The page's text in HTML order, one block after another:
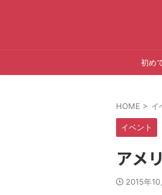
初め
HOME > イ
イベント
アメ
2015年10